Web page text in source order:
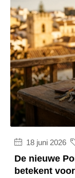
18 juni 2026
De nieuwe
betekent